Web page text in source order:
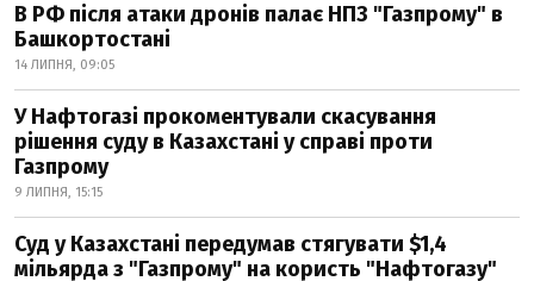
В РФ після атаки дронів палає НПЗ "Газпрому" в
Башкортостані
14 ЛИПНЯ, 09:05
У Нафтогазі прокоментували скасування
рішення суду в Казахстані у справі проти
Газпрому
9 ЛИПНЯ, 15:15
Суд у Казахстані передумав стягувати $1,4
мільярда з "Газпрому" на користь "Нафтогазу"